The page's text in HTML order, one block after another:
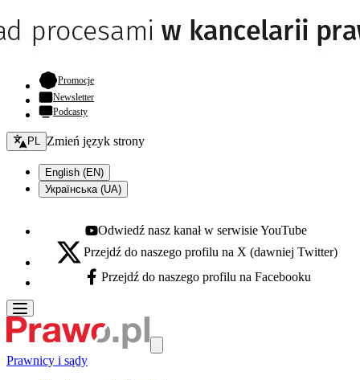
Promocje- otwiera się w nowej karcie
Newsletter
Podcasty
Zmień język - bieżący:
PL Zmień język strony
English (EN)
Українська (UA)
Youtube - otwiera się w nowej karcie
Odwiedź nasz kanał w serwisie YouTube
X - otwiera się w nowej karcie
Przejdź do naszego profilu na X (dawniej Twitter)
Facebook - otwiera się w nowej karcie
Przejdź do naszego profilu na Facebooku
Prawnicy i sądy